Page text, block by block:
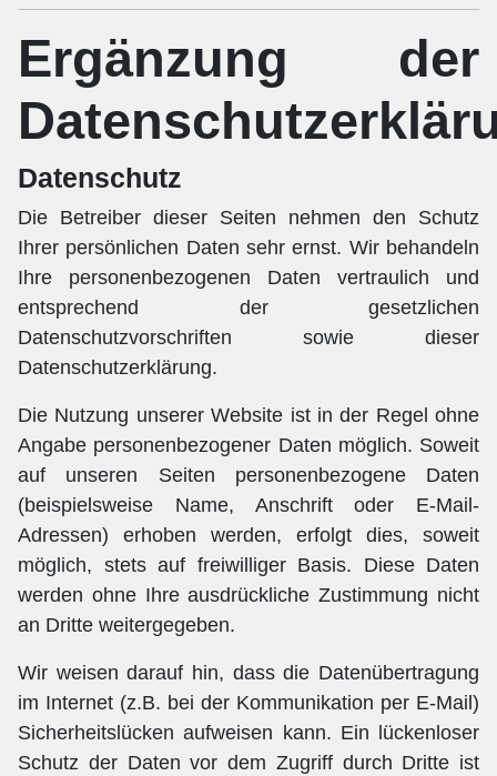
Ergänzung der
Datenschutz
Die Betreiber dieser Seiten nehmen den Schutz
Ihrer persönlichen Daten sehr ernst. Wir behandeln
Ihre personenbezogenen Daten vertraulich und
entsprechend der gesetzlichen
Datenschutzvorschriften sowie dieser
Datenschutzerklärung.
Die Nutzung unserer Website ist in der Regel ohne
Angabe personenbezogener Daten möglich. Soweit
auf unseren Seiten personenbezogene Daten
(beispielsweise Name, Anschrift oder E-Mail-
Adressen) erhoben werden, erfolgt dies, soweit
möglich, stets auf freiwilliger Basis. Diese Daten
werden ohne Ihre ausdrückliche Zustimmung nicht
an Dritte weitergegeben.
Wir weisen darauf hin, dass die Datenübertragung
im Internet (z.B. bei der Kommunikation per E-Mail)
Sicherheitslücken aufweisen kann. Ein lückenloser
Schutz der Daten vor dem Zugriff durch Dritte ist